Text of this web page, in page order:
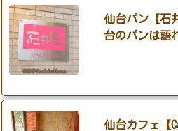
仙台パン【石
台のパンは語
仙台カフェ【